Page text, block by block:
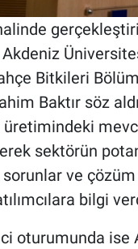
Bitkileri
Baktır söz
sektörün
sorunlar ve
bilgi
oturumunda ise